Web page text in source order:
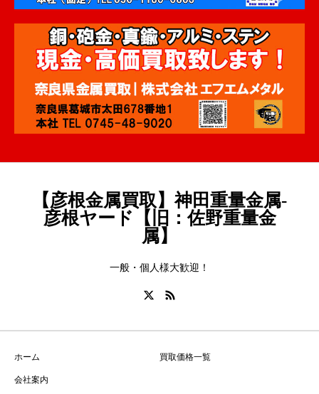
【彦根金属買取】神田重量金属-
彦根ヤード【旧：佐野重量金
属】
一般・個人様大歓迎！
ホーム 買取価格一覧
会社案内